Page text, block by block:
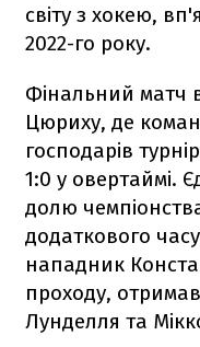
світу з хокею,
2022-го року.
Фінальний матч
Цюриху, де
господарів
1:0 у овертаймі.
долю
додаткового
нападник Конста
проходу,
Лунделля та